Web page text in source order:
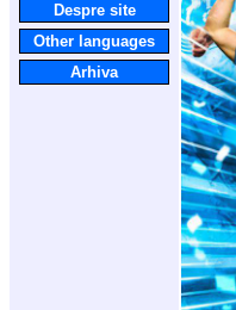
Despre site
Other languages
Arhiva